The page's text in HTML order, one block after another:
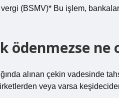
(BSMV)* Bu işlem,
ödenmezse ne
alınan çekin vadesinde
veya varsa